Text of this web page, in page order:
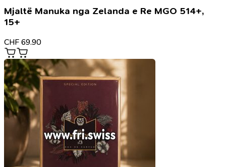
Mjaltë Manuka nga Zelanda e Re MGO 514+,
15+
CHF 69.90